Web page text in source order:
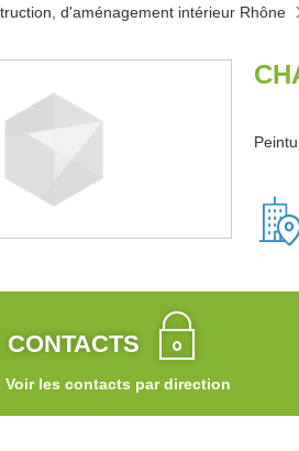
d'aménagement intérieur Rhône
CONTACTS
Voir les contacts par direction